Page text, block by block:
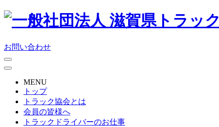
お問い合わせ
MENU
トップ
トラック協会とは
会員の皆様へ
トラックドライバーのお仕事